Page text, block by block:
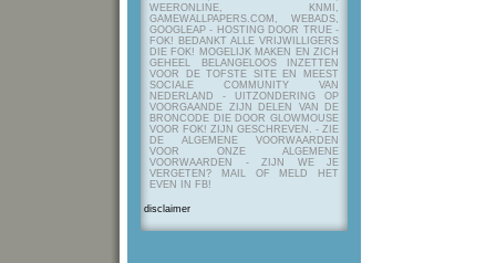
WEERONLINE, KNMI,
GAMEWALLPAPERS.COM, WEBADS,
GOOGLEAP - HOSTING DOOR TRUE -
FOK! BEDANKT ALLE VRIJWILLIGERS
DIE FOK! MOGELIJK MAKEN EN ZICH
GEHEEL BELANGELOOS INZETTEN
VOOR DE TOFSTE SITE EN MEEST
SOCIALE COMMUNITY VAN
NEDERLAND - UITZONDERING OP
VOORGAANDE ZIJN DELEN VAN DE
BRONCODE DIE DOOR GLOWMOUSE
VOOR FOK! ZIJN GESCHREVEN. - ZIE
DE ALGEMENE VOORWAARDEN
VOOR ONZE ALGEMENE
VOORWAARDEN - ZIJN WE JE
VERGETEN? MAIL OF MELD HET
EVEN IN FB!
disclaimer